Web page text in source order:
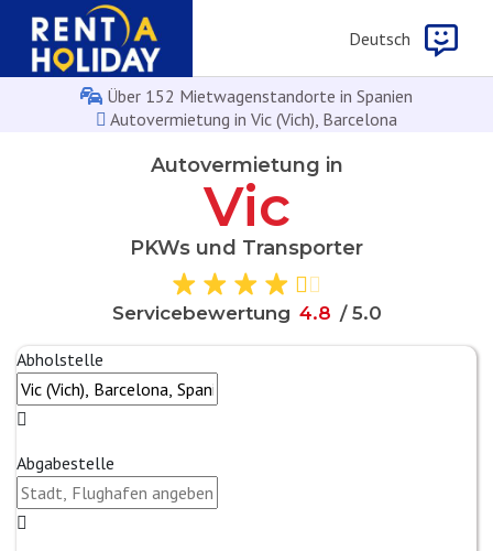
Deutsch
Über 152 Mietwagenstandorte in Spanien
Autovermietung in Vic (Vich), Barcelona
Autovermietung in
Vic
PKWs und Transporter
Servicebewertung 4.8 / 5.0
Abholstelle
Abgabestelle